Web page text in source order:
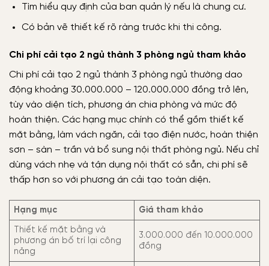
Tìm hiểu quy định của ban quản lý nếu là chung cư.
Có bản vẽ thiết kế rõ ràng trước khi thi công.
Chi phí cải tạo 2 ngủ thành 3 phòng ngủ tham khảo
Chi phí cải tạo 2 ngủ thành 3 phòng ngủ thường dao
động khoảng 30.000.000 – 120.000.000 đồng trở lên,
tùy vào diện tích, phương án chia phòng và mức độ
hoàn thiện. Các hạng mục chính có thể gồm thiết kế
mặt bằng, làm vách ngăn, cải tạo điện nước, hoàn thiện
sơn – sàn – trần và bổ sung nội thất phòng ngủ. Nếu chỉ
dùng vách nhẹ và tận dụng nội thất có sẵn, chi phí sẽ
thấp hơn so với phương án cải tạo toàn diện.
Hạng mục Giá tham khảo
Thiết kế mặt bằng và
phương án bố trí lại công
năng
3.000.000 đến 10.000.000
đồng